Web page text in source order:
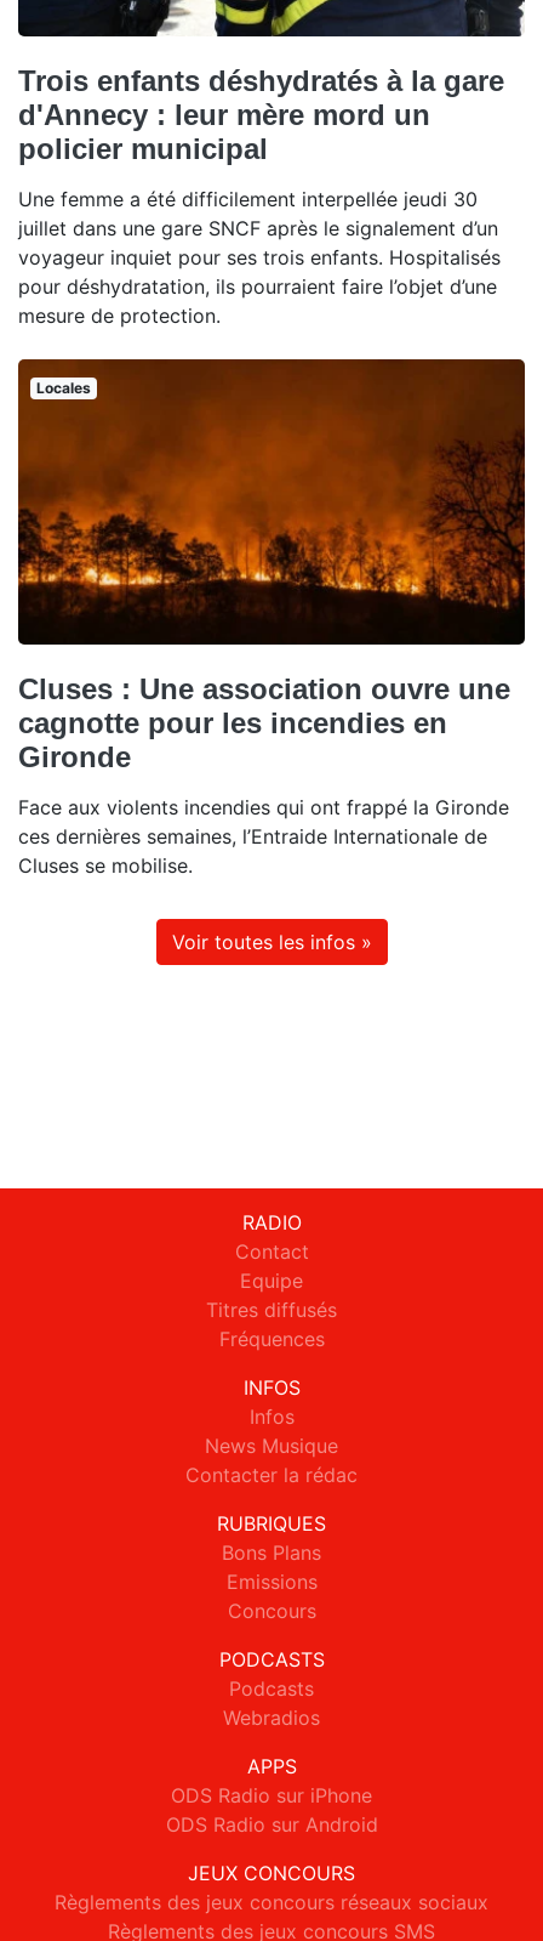
Trois enfants déshydratés à la gare
d'Annecy : leur mère mord un
policier municipal
Une femme a été difficilement interpellée jeudi 30
juillet dans une gare SNCF après le signalement d’un
voyageur inquiet pour ses trois enfants. Hospitalisés
pour déshydratation, ils pourraient faire l’objet d’une
mesure de protection.
Locales
Cluses : Une association ouvre une
cagnotte pour les incendies en
Gironde
Face aux violents incendies qui ont frappé la Gironde
ces dernières semaines, l’Entraide Internationale de
Cluses se mobilise.
Voir toutes les infos »
RADIO
Contact
Equipe
Titres diffusés
Fréquences
INFOS
Infos
News Musique
Contacter la rédac
RUBRIQUES
Bons Plans
Emissions
Concours
PODCASTS
Podcasts
Webradios
APPS
ODS Radio sur iPhone
ODS Radio sur Android
JEUX CONCOURS
Règlements des jeux concours réseaux sociaux
Règlements des jeux concours SMS